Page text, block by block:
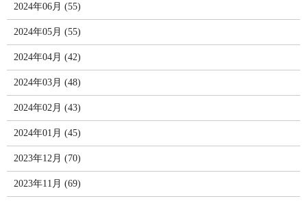
2024年06月 (55)
2024年05月 (55)
2024年04月 (42)
2024年03月 (48)
2024年02月 (43)
2024年01月 (45)
2023年12月 (70)
2023年11月 (69)